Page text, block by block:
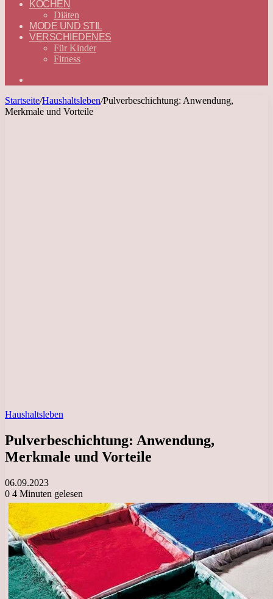
KOCHEN
Diäten
MODE UND STIL
VERSCHIEDENES
Für Kinder
Fitness
Startseite/Haushaltsleben/Pulverbeschichtung: Anwendung,
Merkmale und Vorteile
Haushaltsleben
Pulverbeschichtung: Anwendung,
Merkmale und Vorteile
06.09.2023
0 4 Minuten gelesen